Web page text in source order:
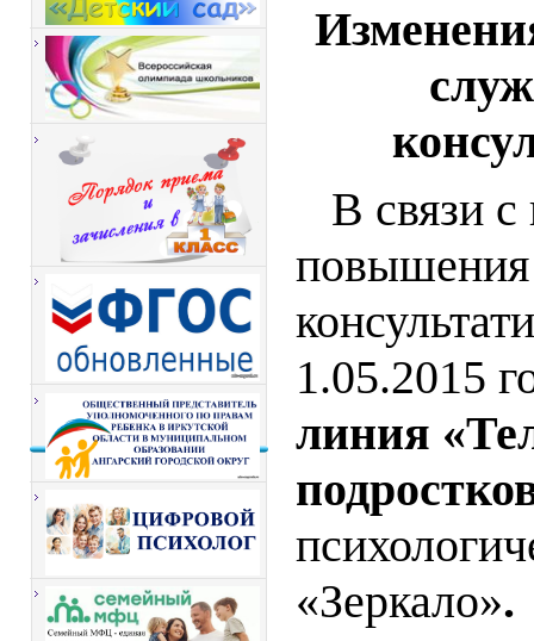
В связи
повышения
1.05.2015
линия
«Зеркало».